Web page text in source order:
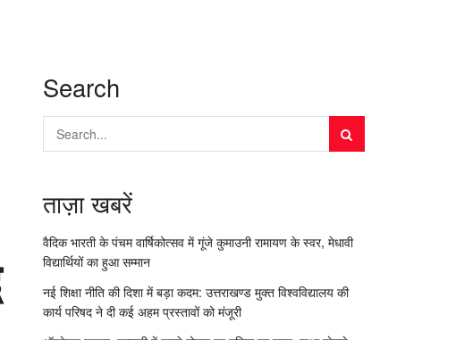
Search
ताज़ा खबरें
वैदिक भारती के पंचम वार्षिकोत्सव में गूंजे कुमाउनी रामायण के स्वर, मेधावी
विद्यार्थियों का हुआ सम्मान
नई शिक्षा नीति की दिशा में बड़ा कदम: उत्तराखण्ड मुक्त विश्वविद्यालय की
कार्य परिषद ने दी कई अहम प्रस्तावों को मंजूरी